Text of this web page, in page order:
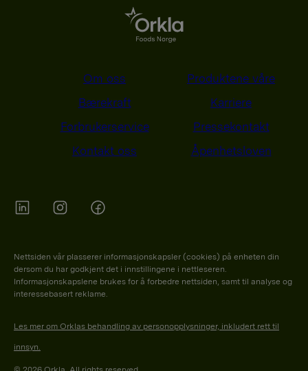
Om oss
Produktene våre
Bærekraft
Karriere
Forbrukerservice
Pressekontakt
Kontakt oss
Åpenhetsloven
Nettsiden vår plasserer informasjonskapsler (cookies) på enheten din
dersom du har godkjent det i innstillingene i nettleseren.
Informasjonskapslene brukes for å forbedre nettsiden, samt til analyse og
interessebasert reklame.
Les mer om Orklas behandling av personopplysninger, inkludert rett til
innsyn.